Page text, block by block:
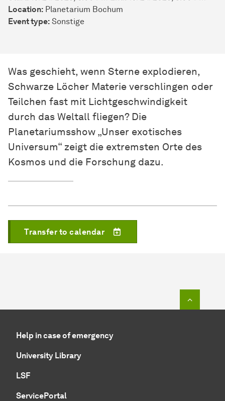
Location: Planetarium Bochum
Event type: Sonstige
Was geschieht, wenn Sterne explodieren,
Schwarze Löcher Materie verschlingen oder
Teilchen fast mit Lichtgeschwindigkeit
durch das Weltall fliegen? Die
Planetariumsshow „Unser exotisches
Universum“ zeigt die extremsten Orte des
Kosmos und die Forschung dazu.
Transfer to calendar
Help in case of emergency
University Library
LSF
ServicePortal